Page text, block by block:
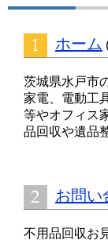
ホーム
茨城県水戸市
家電、電動工
等やオフィス
品回収や遺品
お問い
不用品回収お